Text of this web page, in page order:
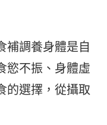
補調養身體是自
慾不振、身體虛
的選擇，從攝取